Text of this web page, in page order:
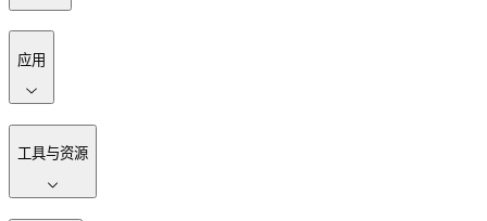
应用
工具与资源